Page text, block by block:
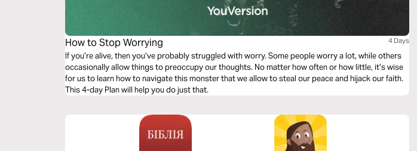
How to Stop Worrying 4 Days
If you’re alive, then you’ve probably struggled with worry. Some people worry a lot, while others
occasionally allow things to preoccupy our thoughts. No matter how often or how little, it’s wise
for us to learn how to navigate this monster that we allow to steal our peace and hijack our faith.
This 4-day Plan will help you do just that.